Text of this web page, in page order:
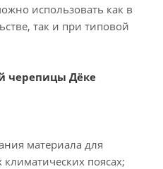
использовать как в
так и при типовой
черепицы Дёке
материала для
поясах;